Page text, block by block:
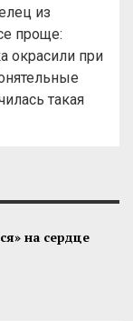
из
проще:
окрасили при
такая
на сердце